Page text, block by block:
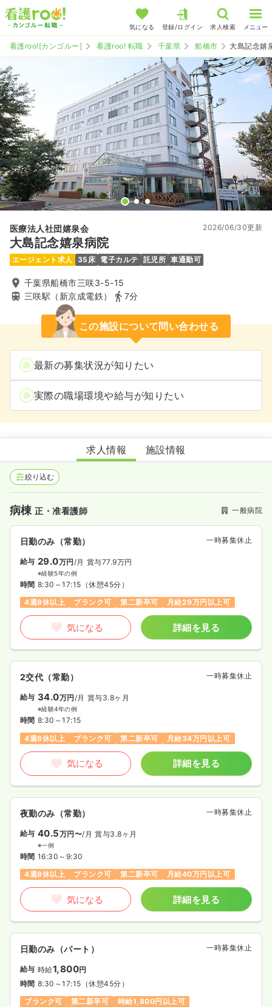
気になる 登録/ログイン 求人検索 メニュー
看護roo![カンゴルー] 看護roo! 転職 千葉県 船橋市 大島記念嬉
医療法人社団嬉泉会
大島記念嬉泉病院
2026/06/30更新
エージェント求人 35床 電子カルテ 託児所 車通勤可
千葉県船橋市三咲3-5-15
三咲駅（新京成電鉄）
7分
この施設について問い合わせる
最新の募集状況が知りたい
実際の職場環境や給与が知りたい
大島記念嬉泉病院
求人情報 施設情報
絞り込む
病棟正・准看護師 一般病院
日勤のみ（常勤） 一時募集休止
給与 29.0万円/月 賞与77.9万円
※経験5年の例
時間 8:30～17:15 （休憩45分）
4週8休以上
ブランク可 第二新卒可 月給29万円以上可
気になる 詳細を見る
2交代（常勤） 一時募集休止
給与 34.0万円/月 賞与3.8ヶ月
※経験4年の例
時間 8:30～17:15
4週8休以上
ブランク可 第二新卒可 月給34万円以上可
気になる 詳細を見る
夜勤のみ（常勤） 一時募集休止
給与 40.5万円〜/月 賞与3.8ヶ月
※一例
時間 16:30～9:30
4週8休以上
ブランク可 第二新卒可 月給40万円以上可
気になる 詳細を見る
日勤のみ（パート） 一時募集休止
給与 時給1,800円
時間 8:30～17:15 （休憩45分）
ブランク可
第二新卒可 時給1,800円以上可